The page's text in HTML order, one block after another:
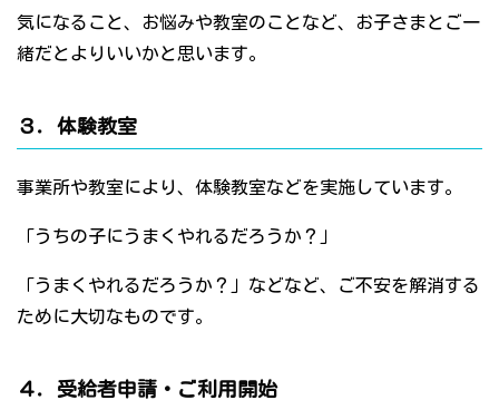
気になること、お悩みや教室のことなど、お子さまとご一
緒だとよりいいかと思います。
３．体験教室
事業所や教室により、体験教室などを実施しています。
「うちの子にうまくやれるだろうか？」
「うまくやれるだろうか？」などなど、ご不安を解消する
ために大切なものです。
４．受給者申請・ご利用開始